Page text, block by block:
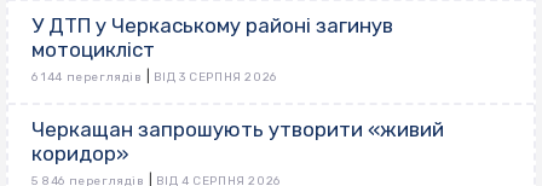
У ДТП у Черкаському районі загинув
мотоцикліст
6 144 переглядів ВІД 3 СЕРПНЯ 2026
Черкащан запрошують утворити «живий
коридор»
5 846 переглядів ВІД 4 СЕРПНЯ 2026